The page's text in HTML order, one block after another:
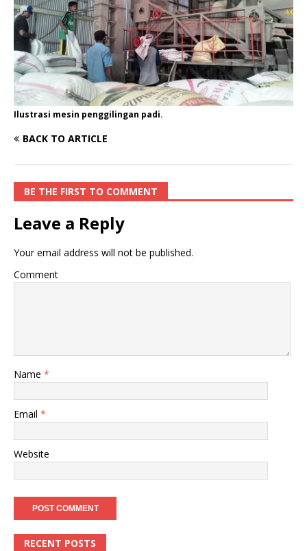
Ilustrasi mesin penggilingan padi.
BACK TO ARTICLE
BE THE FIRST TO COMMENT
Leave a Reply
Your email address will not be published.
Comment
Name *
Email *
Website
RECENT POSTS